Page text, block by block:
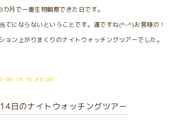
カ月で一番生物観察できた日です。
てにならないということです。運ですね(^-^)お客様の！
ョン上がりまくりのナイトウォッチングツアーでした。
08-15 15:46:00
日のナイトウォッチングツアー